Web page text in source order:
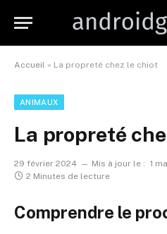
Accueil » La propreté chez le chiot
ANIMAUX
La propreté
29 février 2024 Mis à jour le : 1
2 Minutes de lecture
Comprendre le